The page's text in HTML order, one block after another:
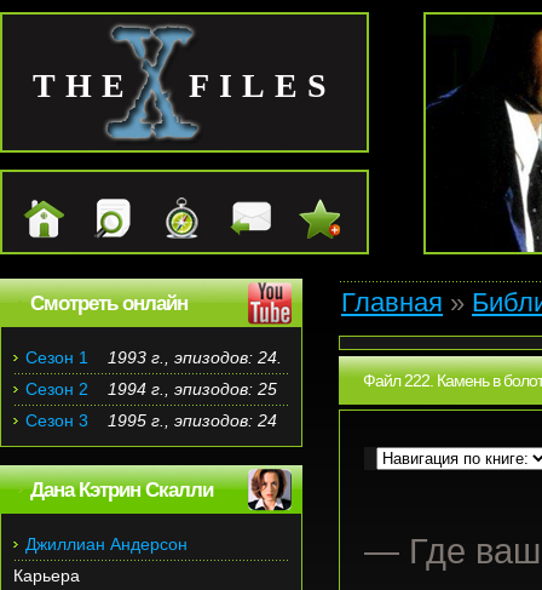
THE FILES
Главная »
Файл 222. Камень в
— Где ваш
Смотреть онлайн
Сезон 1
1993 г., эпизодов: 24.
Сезон 2
1994 г., эпизодов: 25
Сезон 3
1995 г., эпизодов: 24
Дана Кэтрин Скалли
Джиллиан Андерсон
Карьера